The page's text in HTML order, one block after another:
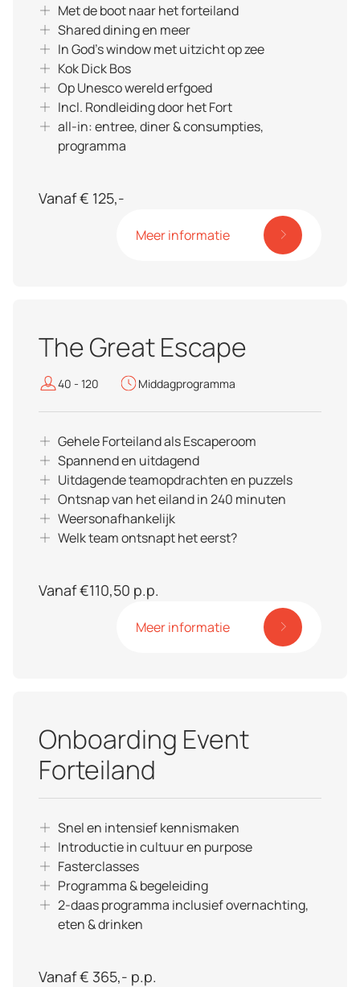
Met de boot naar het forteiland
Shared dining en meer
In God's window met uitzicht op zee
Kok Dick Bos
Op Unesco wereld erfgoed
Incl. Rondleiding door het Fort
all-in: entree, diner & consumpties,
programma
Vanaf € 125,-
Meer informatie
The Great Escape
40 - 120 Middagprogramma
Gehele Forteiland als Escaperoom
Spannend en uitdagend
Uitdagende teamopdrachten en puzzels
Ontsnap van het eiland in 240 minuten
Weersonafhankelijk
Welk team ontsnapt het eerst?
Vanaf €110,50 p.p.
Meer informatie
Onboarding Event
Forteiland
Snel en intensief kennismaken
Introductie in cultuur en purpose
Fasterclasses
Programma & begeleiding
2-daas programma inclusief overnachting,
eten & drinken
Vanaf € 365,- p.p.